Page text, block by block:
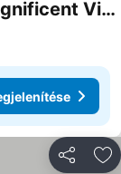
Villa On The Beach. Golf. 180 Magnificent Views Of The Beach And Sea